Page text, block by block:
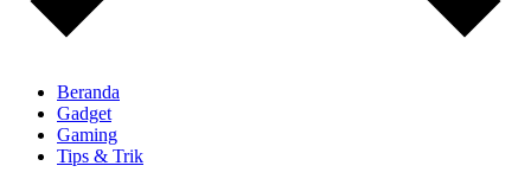
Beranda
Gadget
Gaming
Tips & Trik